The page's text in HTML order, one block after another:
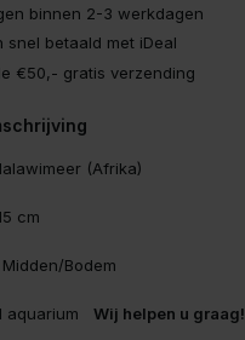
binnen 2-3 werkdagen
snel betaald met iDeal
€50,- gratis verzending
(Afrika)
cm
Bodem
aquarium Wij helpen u graag!